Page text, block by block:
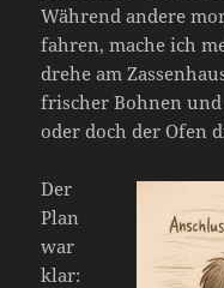
Während andere
fahren, mache ich
drehe am
frischer Bohnen und
oder doch der Ofen
Der
Plan
war
klar: